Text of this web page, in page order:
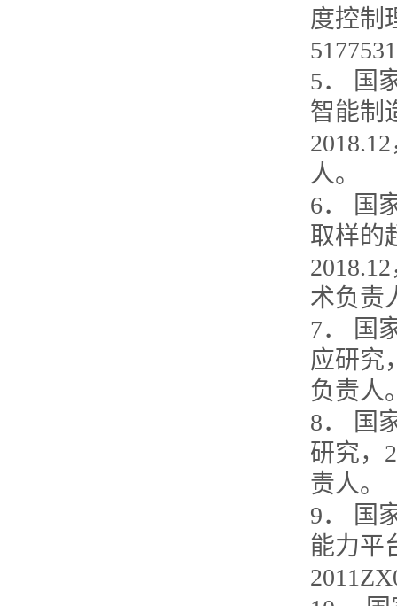
度控制
5． 国
智能制
人。
6． 国
取样的
术负责
7． 国
应研究
负责人
8． 国
研究，
责人。
9． 国
能力平